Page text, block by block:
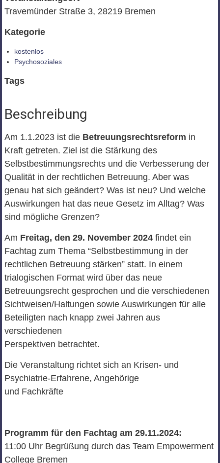
Travemünder Straße 3, 28219 Bremen
Kategorie
kostenlos
Psychosoziales
Tags
Beschreibung
Am 1.1.2023 ist die Betreuungsrechtsreform in
Kraft getreten. Ziel ist die Stärkung des
Selbstbestimmungsrechts und die Verbesserung der
Qualität in der rechtlichen Betreuung. Aber was
genau hat sich geändert? Was ist neu? Und welche
Auswirkungen hat das neue Gesetz im Alltag? Was
sind mögliche Grenzen?
Am Freitag, den 29. November 2024findet ein
Fachtag zum Thema “Selbstbestimmung in der
rechtlichen Betreuung stärken” statt. In einem
trialogischen Format wird über das neue
Betreuungsrecht gesprochen und die verschiedenen
Sichtweisen/Haltungen sowie Auswirkungen für alle
Beteiligten nach knapp zwei Jahren aus
verschiedenen
Perspektiven betrachtet.
Die Veranstaltung richtet sich an Krisen- und
Psychiatrie-Erfahrene, Angehörige
und Fachkräfte
Programm für den Fachtag am 29.11.2024:
11:00 Uhr Begrüßung durch das Team Empowerment
College Bremen